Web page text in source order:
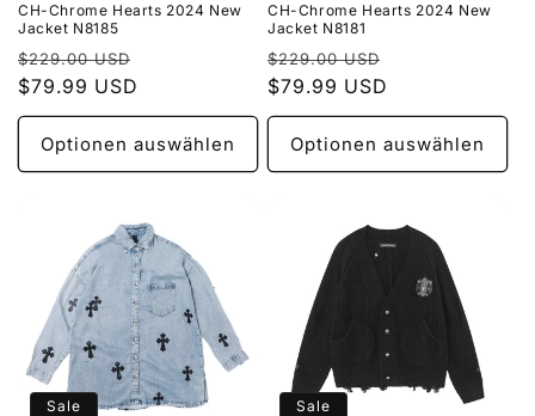
CH-Chrome Hearts 2024 New
Jacket N8185
Normaler
Preis
$229.00 USD
Verkaufspreis
$79.99 USD
Optionen auswählen
CH-Chrome Hearts 2024 New
Jacket N8181
Normaler
Preis
$229.00 USD
$79.99 USD
Optionen auswählen
Sale Sale